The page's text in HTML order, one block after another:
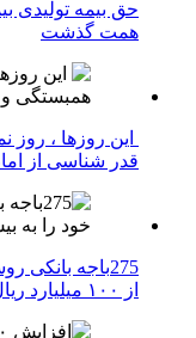
همت گذشت
این روزها ، روز
قدر شناسی از
275باجه
از ۱۰۰ میلیارد ریال افزایش دادند